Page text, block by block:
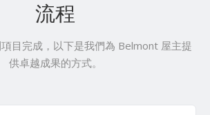
流程
目完成，以下是我們為 Belmont 屋主提
供卓越成果的方式。